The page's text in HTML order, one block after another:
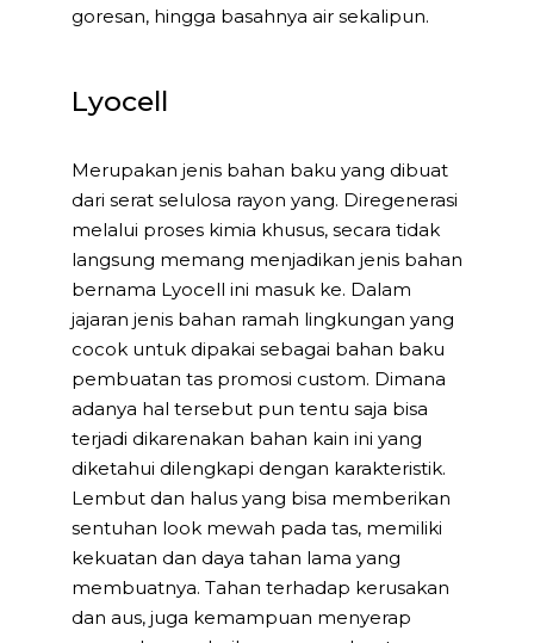
goresan, hingga basahnya air sekalipun.
Lyocell
Merupakan jenis bahan baku yang dibuat
dari serat selulosa rayon yang. Diregenerasi
melalui proses kimia khusus, secara tidak
langsung memang menjadikan jenis bahan
bernama Lyocell ini masuk ke. Dalam
jajaran jenis bahan ramah lingkungan yang
cocok untuk dipakai sebagai bahan baku
pembuatan tas promosi custom. Dimana
adanya hal tersebut pun tentu saja bisa
terjadi dikarenakan bahan kain ini yang
diketahui dilengkapi dengan karakteristik.
Lembut dan halus yang bisa memberikan
sentuhan look mewah pada tas, memiliki
kekuatan dan daya tahan lama yang
membuatnya. Tahan terhadap kerusakan
dan aus, juga kemampuan menyerap